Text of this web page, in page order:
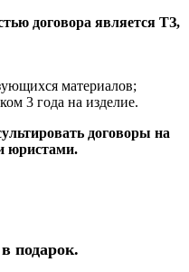
договора является ТЗ,
материалов;
3 года на изделие.
договоры на
юристами.
подарок.